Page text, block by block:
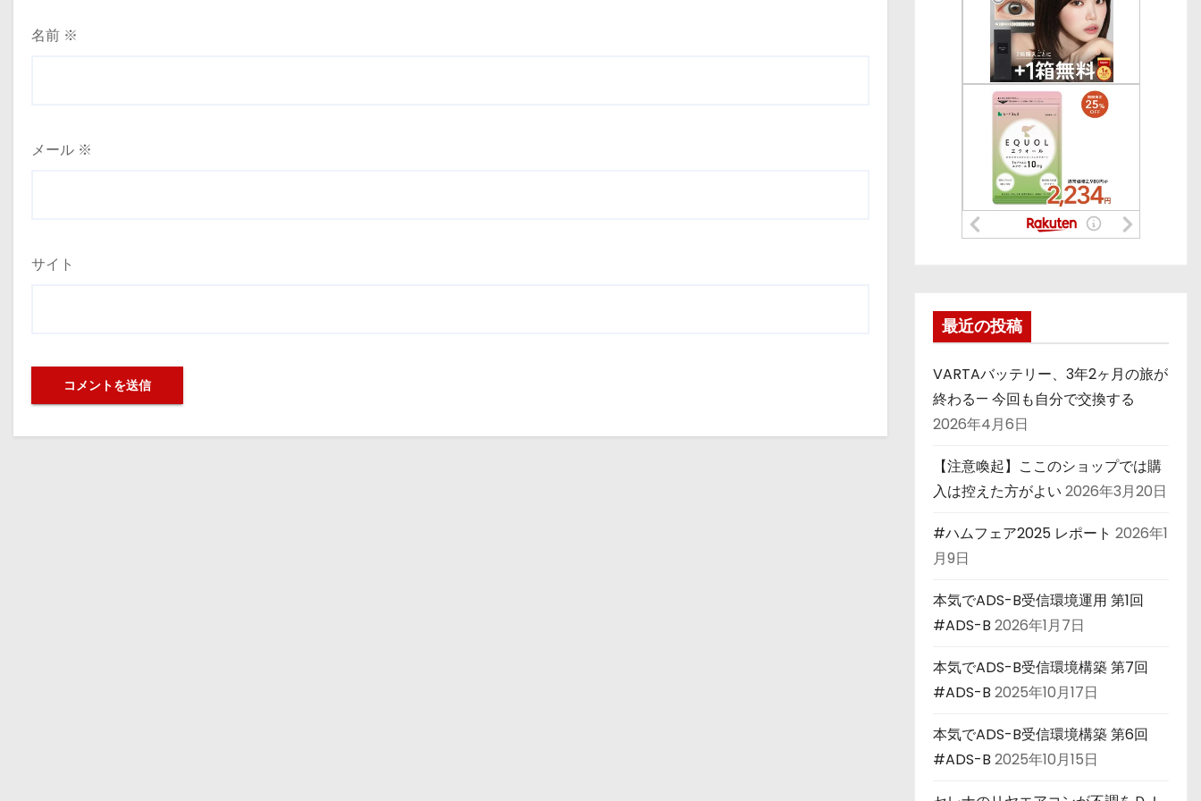
名前 ※
メール ※
サイト
最近の投稿
VARTAバッテリー、3年2ヶ月の旅が
終わる— 今回も自分で交換する
2026年4月6日
【注意喚起】ここのショップでは購
入は控えた方がよい 2026年3月20日
#ハムフェア2025 レポート 2026年1
月9日
本気でADS-B受信環境運用 第1回
#ADS-B 2026年1月7日
本気でADS-B受信環境構築 第7回
#ADS-B 2025年10月17日
本気でADS-B受信環境構築 第6回
#ADS-B 2025年10月15日